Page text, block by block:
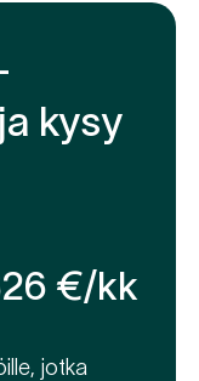
kysy
€/kk
jotka